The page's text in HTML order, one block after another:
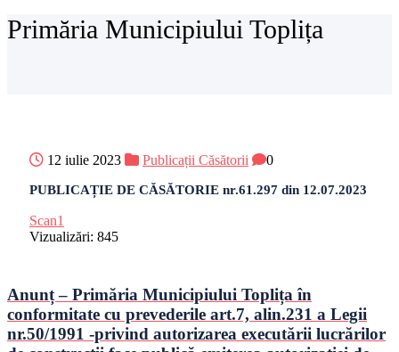
Primăria Municipiului Toplița
12 iulie 2023 Publicații Căsătorii 0
PUBLICAȚIE DE CĂSĂTORIE nr.61.297 din 12.07.2023
Scan1
Vizualizări: 845
Anunț – Primăria Municipiului Toplița în
conformitate cu prevederile art.7, alin.231 a Legii
nr.50/1991 -privind autorizarea executării lucrărilor